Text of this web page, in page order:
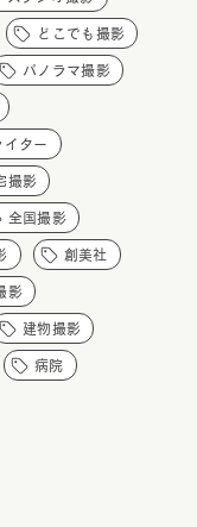
どこでも撮影
パノラマ撮影
イター
撮影
全国撮影
創美社
影
建物撮影
病院